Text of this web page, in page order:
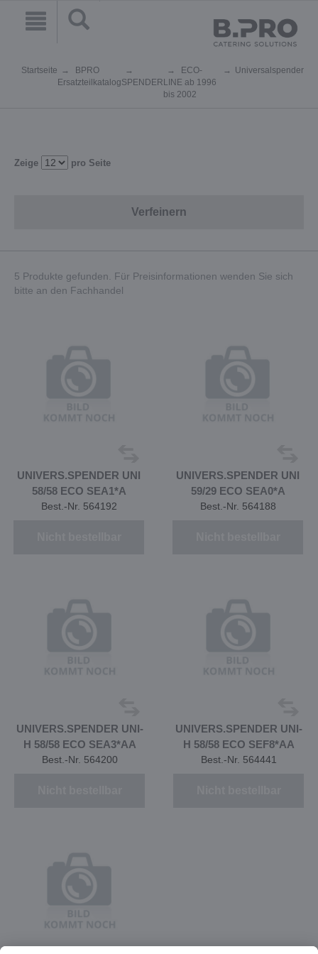
Startseite
BPRO
ErsatzteilkatalogSPENDER
ECO-
LINE ab 1996
bis 2002
Universalspender
Zeige pro Seite
Verfeinern
5 Produkte gefunden. Für Preisinformationen wenden Sie sich
bitte an den Fachhandel
UNIVERS.SPENDER UNI
58/58 ECO SEA1*A
Best.-Nr. 564192
UNIVERS.SPENDER UNI
59/29 ECO SEA0*A
Best.-Nr. 564188
UNIVERS.SPENDER UNI-
H 58/58 ECO SEA3*AA
Best.-Nr. 564200
UNIVERS.SPENDER UNI-
H 58/58 ECO SEF8*AA
Best.-Nr. 564441